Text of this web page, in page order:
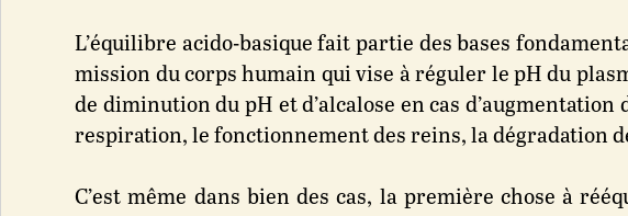
L’équilibre acido-basique fait partie des bases
mission du corps humain qui vise à réguler le pH du
de diminution du pH et d’alcalose en cas
respiration, le fonctionnement des reins, la dégradation
C’est même dans bien des cas, la première chose à